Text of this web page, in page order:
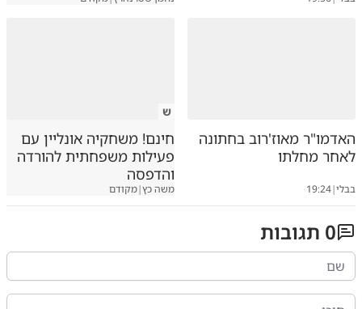
האדמו"ר מאוז'רוב בחתונה
לאחר מחלתו
בבלי|
19:24
ש
חינם! משחקיה אונליין עם
פעילות משפחתית להורדה
והדפסה
משה כץ|מקודם
0 תגובות